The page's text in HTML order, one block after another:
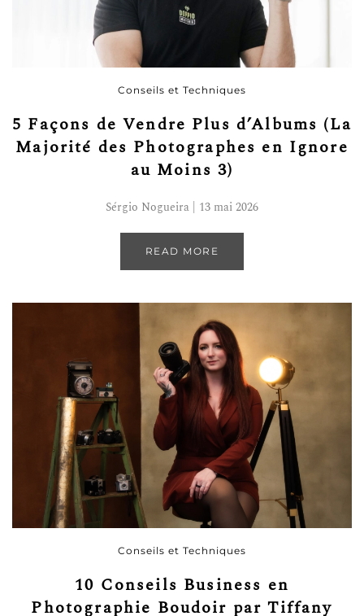
Conseils et Techniques
5 Façons de Vendre Plus d’Albums (La
Majorité des Photographes en Ignore
au Moins 3)
Sérgio Nogueira | 13 mai 2026
READ MORE
Conseils et Techniques
10 Conseils Business en
Photographie Boudoir par Tiffany